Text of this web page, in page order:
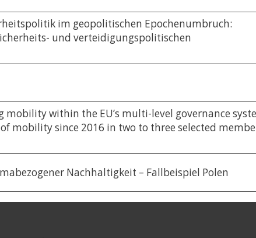
im geopolitischen Epochenumbruch:
und verteidigungspolitischen
mobility within the EU’s multi-level governance
mobility since 2016 in two to three selected
Nachhaltigkeit – Fallbeispiel Polen